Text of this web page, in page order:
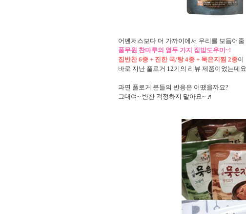
어벤저스보다 더 가까이에서 우리를 보듬어줄
풀무원 찬마루의 열두 가지 집밥도우미~!
집반찬 6종 + 진한 국/탕 4종 + 묵은지찜 2종이
바로 지난 풀로거 12기의 리뷰 제품이었는데요.
과연 풀로거 분들의 반응은 어땠을까요?
그대여~ 반찬 걱정하지 말아요~ ♬